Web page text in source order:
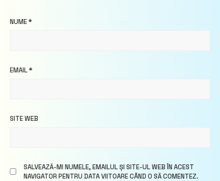
NUME*
EMAIL*
SITE WEB
SALVEAZĂ-MI NUMELE, EMAILUL ȘI SITE-UL WEB ÎN ACEST
NAVIGATOR PENTRU DATA VIITOARE CÂND O SĂ COMENTEZ.